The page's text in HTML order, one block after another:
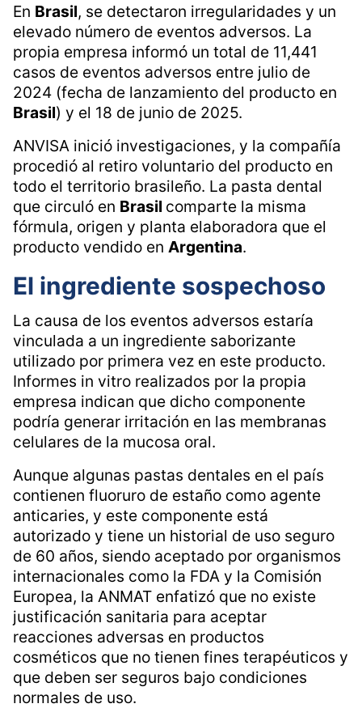
En Brasil, se detectaron irregularidades y un
elevado número de eventos adversos. La
propia empresa informó un total de 11,441
casos de eventos adversos entre julio de
2024 (fecha de lanzamiento del producto en
Brasil) y el 18 de junio de 2025.
ANVISA inició investigaciones, y la compañía
procedió al retiro voluntario del producto en
todo el territorio brasileño. La pasta dental
que circuló en Brasil comparte la misma
fórmula, origen y planta elaboradora que el
producto vendido en Argentina.
El ingrediente sospechoso
La causa de los eventos adversos estaría
vinculada a un ingrediente saborizante
utilizado por primera vez en este producto.
Informes in vitro realizados por la propia
empresa indican que dicho componente
podría generar irritación en las membranas
celulares de la mucosa oral.
Aunque algunas pastas dentales en el país
contienen fluoruro de estaño como agente
anticaries, y este componente está
autorizado y tiene un historial de uso seguro
de 60 años, siendo aceptado por organismos
internacionales como la FDA y la Comisión
Europea, la ANMAT enfatizó que no existe
justificación sanitaria para aceptar
reacciones adversas en productos
cosméticos que no tienen fines terapéuticos y
que deben ser seguros bajo condiciones
normales de uso.